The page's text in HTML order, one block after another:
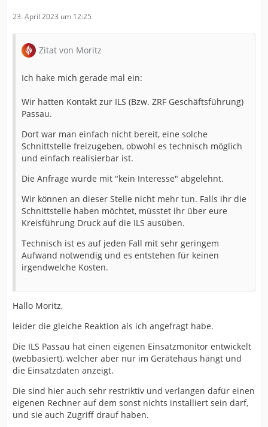
23. April 2023 um 12:25
Zitat von Moritz
Ich hake mich gerade mal ein:
Wir hatten Kontakt zur ILS (Bzw. ZRF Geschäftsführung)
Passau.
Dort war man einfach nicht bereit, eine solche
Schnittstelle freizugeben, obwohl es technisch möglich
und einfach realisierbar ist.
Die Anfrage wurde mit "kein Interesse" abgelehnt.
Wir können an dieser Stelle nicht mehr tun. Falls ihr die
Schnittstelle haben möchtet, müsstet ihr über eure
Kreisführung Druck auf die ILS ausüben.
Technisch ist es auf jeden Fall mit sehr geringem
Aufwand notwendig und es entstehen für keinen
irgendwelche Kosten.
Hallo Moritz,
leider die gleiche Reaktion als ich angefragt habe.
Die ILS Passau hat einen eigenen Einsatzmonitor entwickelt
(webbasiert), welcher aber nur im Gerätehaus hängt und
die Einsatzdaten anzeigt.
Die sind hier auch sehr restriktiv und verlangen dafür einen
eigenen Rechner auf dem sonst nichts installiert sein darf,
und sie auch Zugriff drauf haben.